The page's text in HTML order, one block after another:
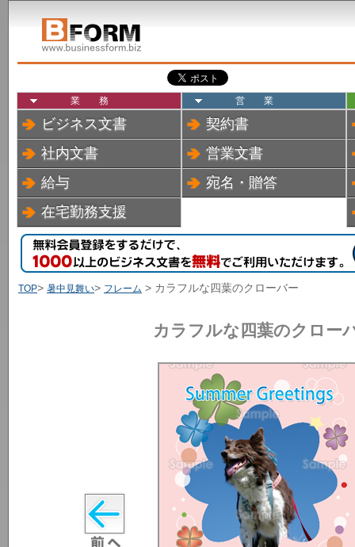
業務
ビジネス文書
社内文書
給与
在宅勤務支援
営業
契約書
営業文書
宛名・贈答
TOP> 暑中見舞い> フレーム > カラフルな四葉のクローバー
カラフルな四葉のクロー